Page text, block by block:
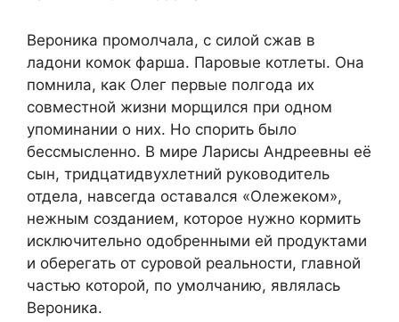
Вероника промолчала, с силой сжав в
ладони комок фарша. Паровые котлеты. Она
помнила, как Олег первые полгода их
совместной жизни морщился при одном
упоминании о них. Но спорить было
бессмысленно. В мире Ларисы Андреевны её
сын, тридцатидвухлетний руководитель
отдела, навсегда оставался «Олежеком»,
нежным созданием, которое нужно кормить
исключительно одобренными ей продуктами
и оберегать от суровой реальности, главной
частью которой, по умолчанию, являлась
Вероника.